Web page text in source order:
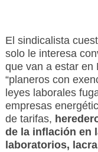
El sindicalista
solo le interesa
que van a estar en
“planeros con
leyes laborales
empresas
de tarifas,
de la inflación en
laboratorios,